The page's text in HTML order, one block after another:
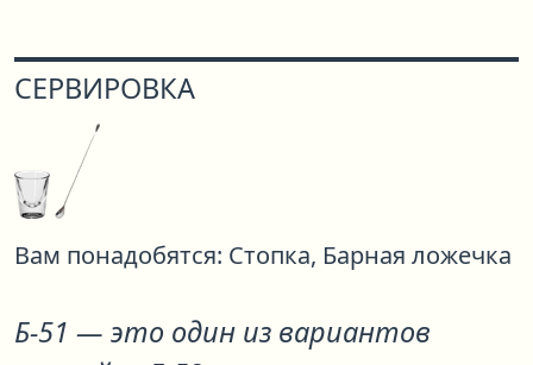
СЕРВИРОВКА
Вам понадобятся: Стопка, Барная ложечка
Б-51 — это один из вариантов